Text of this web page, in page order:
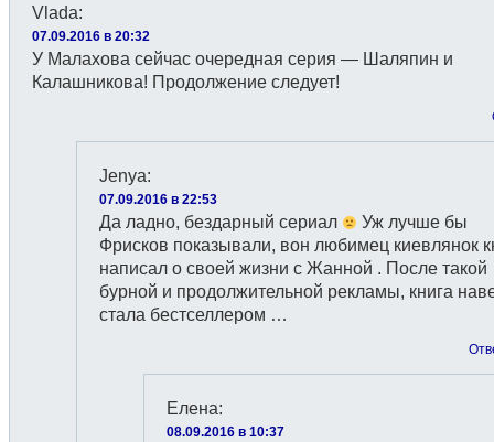
Vlada:
07.09.2016 в 20:32
У Малахова сейчас очередная серия — Шаляпин и
Калашникова! Продолжение следует!
Jenyа:
07.09.2016 в 22:53
Да ладно, бездарный сериал
Уж лучше бы
Фрисков показывали, вон любимец киевлянок
написал о своей жизни с Жанной . После такой
бурной и продолжительной рекламы, книга
стала бестселлером …
Елена:
08.09.2016 в 10:37